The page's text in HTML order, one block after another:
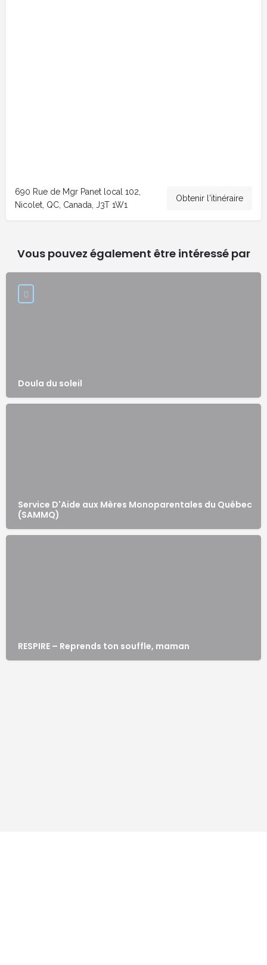
690 Rue de Mgr Panet local 102,
Nicolet, QC, Canada, J3T 1W1
Obtenir l'itinéraire
Vous pouvez également être intéressé par
Doula du soleil
Service D'Aide aux Mères Monoparentales du Québec
(SAMMQ)
RESPIRE – Reprends ton souffle, maman